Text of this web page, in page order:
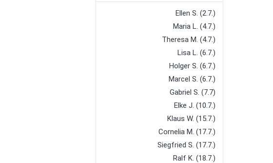
Ellen S. (2.7.)
Maria L. (4.7.)
Theresa M. (4.7.)
Lisa L. (6.7.)
Holger S. (6.7.)
Marcel S. (6.7.)
Gabriel S. (7.7)
Elke J. (10.7.)
Klaus W. (15.7.)
Cornelia M. (17.7.)
Siegfried S. (17.7.)
Ralf K. (18.7.)